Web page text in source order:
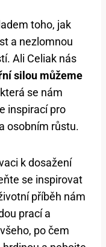
toho, jak
a nezlomnou
Ali Celiak nás
silou můžeme
se nám
inspirací pro
osobním růstu.
k dosažení
se inspirovat
příběh nám
prací a
po čem